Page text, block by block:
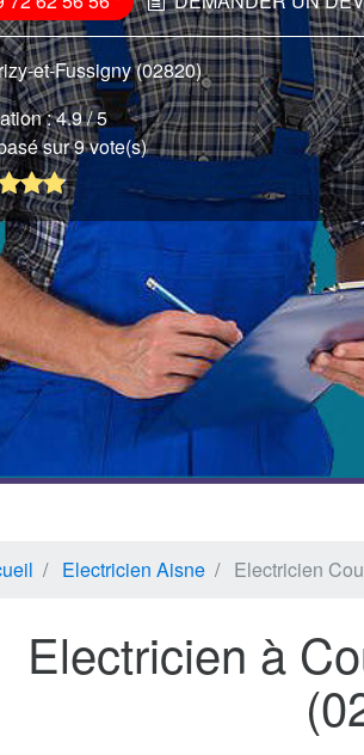
et-Fussigny (02820)
:4.9/ 5
sur 9 vote(s)
Electricien Aisne Electricien
Electricien à